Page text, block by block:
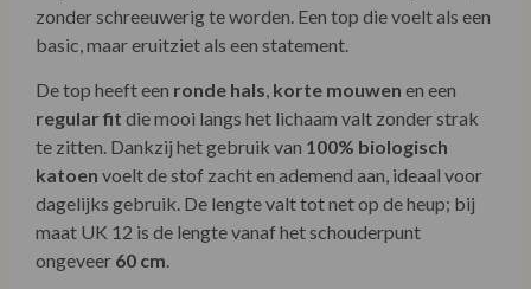
zonder schreeuwerig te worden. Een top die voelt als een
basic, maar eruitziet als een statement.
De top heeft een ronde hals, korte mouwen en een
regular fit die mooi langs het lichaam valt zonder strak
te zitten. Dankzij het gebruik van 100% biologisch
katoen voelt de stof zacht en ademend aan, ideaal voor
dagelijks gebruik. De lengte valt tot net op de heup; bij
maat UK 12 is de lengte vanaf het schouderpunt
ongeveer 60 cm.